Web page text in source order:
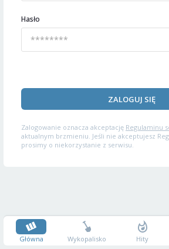
Hasło
ZALOGUJ SIĘ
Zalogowanie oznacza akceptację Regulaminu
aktualnym brzmieniu. Jeśli nie akceptujesz
prosimy o niekorzystanie z serwisu.
Główna Wykopalisko Hity